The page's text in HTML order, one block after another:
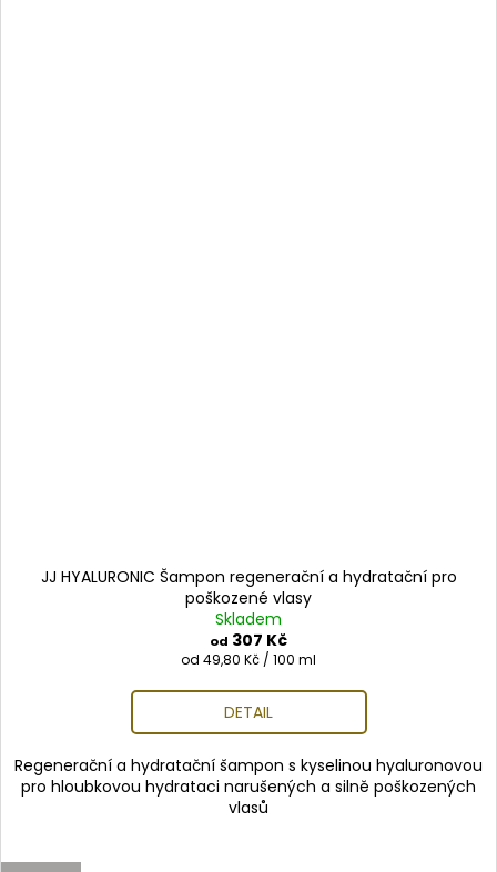
JJ HYALURONIC Šampon regenerační a hydratační pro
poškozené vlasy
Skladem
od 307 Kč
Měrná
od 49,80 Kč / 100 ml
DETAIL
Regenerační a hydratační šampon s kyselinou hyaluronovou
pro hloubkovou hydrataci narušených a silně poškozených
vlasů